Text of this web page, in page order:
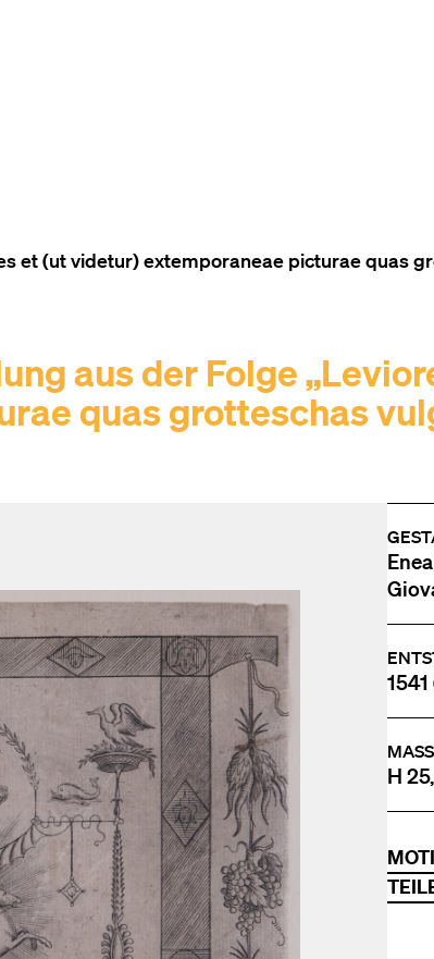
et (ut videtur) extemporaneae picturae quas
aus der Folge
quas grotteschas
MASSE
H